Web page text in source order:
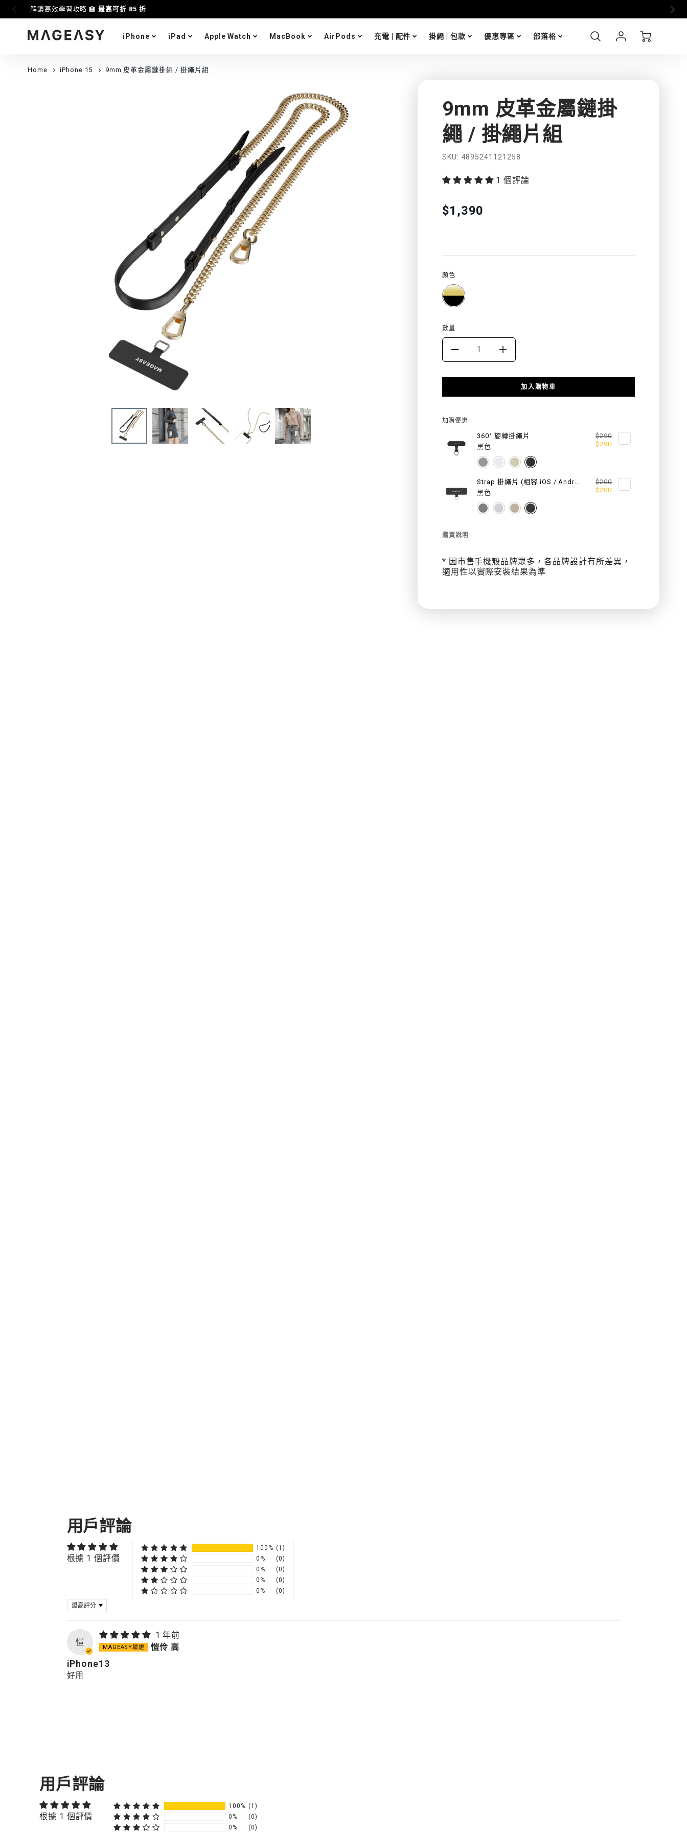
解鎖高效學習攻略 🏫最高可折 85 折 i17 全
iPhone iPad Apple Watch MacBook AirPods 充電 | 配件 掛繩 | 包款 優惠專區 部落格
Login
Home iPhone 15 9mm 皮革金屬鏈掛繩 / 掛繩片組
9mm 皮革金屬鏈掛
繩 / 掛繩片組
功
能
特
SKU 4895241121258
1 個評論
Translation
missing:
$1,390
顏色
數量
DECREASE
QUANTITY
FOR
9MM
革
屬
掛
/
INCREASE
QUANTITY
FOR
皮
革
金
屬
鏈
/
加入購物車
加購優惠
360° 旋轉掛繩片
黑色
$290
$290
Strap 掛繩片 (相容 iOS / Android 手機殼)
黑色
$200
$200
Description
9mm
皮
革
鏈
購買說明
* 因市售手機殼品牌眾多，各品牌設計有所差異，
適用性以實際安裝結果為準
用戶評論
根據 1 個評價
100% (1)
0%
(0)
0%
(0)
0%
(0)
0%
(0)
SORT BY
愷
1 年前
愷伶 高
iPhone13
好用
用戶評論
根據 1 個評價
100% (1)
0%
(0)
0%
(0)